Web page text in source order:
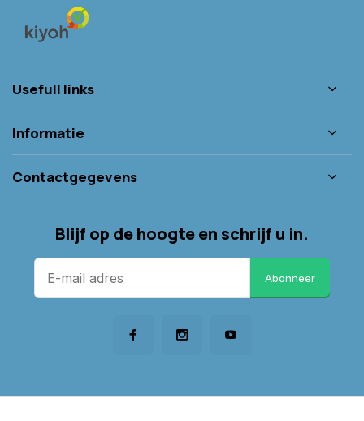
Usefull links
Informatie
Contactgegevens
Blijf op de hoogte en schrijf u in.
Abonneer